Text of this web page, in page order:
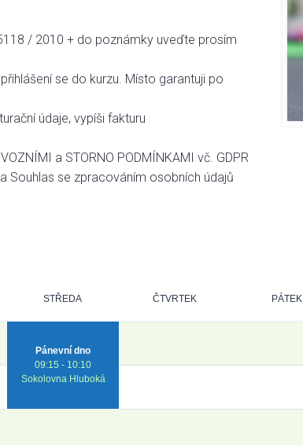
/ 2010 + do poznámky uveďte prosím
se do kurzu. Místo garantuji po
údaje, vypíši fakturu
a STORNO PODMÍNKAMI vč. GDPR
Souhlas se zpracováním osobních údajů
STŘEDA ČTVRTEK PÁTEK
Pánevní dno
09:15 - 10:10
Sokolovna Hluboká